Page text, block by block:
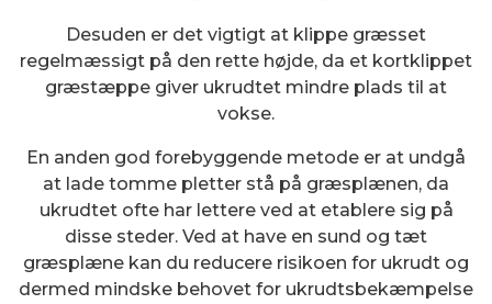
Desuden er det vigtigt at klippe græsset
regelmæssigt på den rette højde, da et kortklippet
græstæppe giver ukrudtet mindre plads til at
vokse.
En anden god forebyggende metode er at undgå
at lade tomme pletter stå på græsplænen, da
ukrudtet ofte har lettere ved at etablere sig på
disse steder. Ved at have en sund og tæt
græsplæne kan du reducere risikoen for ukrudt og
dermed mindske behovet for ukrudtsbekæmpelse